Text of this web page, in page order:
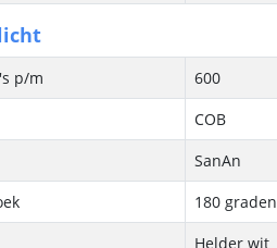
p/m
600
COB
SanAn
180 graden
Helder wit